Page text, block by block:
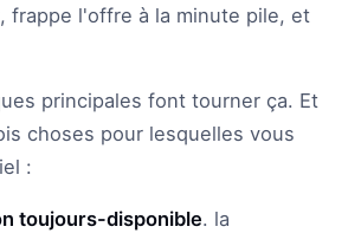
frappe l'offre à la minute pile, et
principales font tourner ça. Et
choses pour lesquelles vous
:
toujours-disponible. la